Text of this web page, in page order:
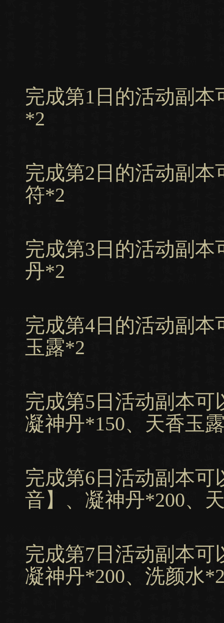
完成第1日的活动副
*2
完成第2日的活动副
符*2
完成第3日的活动副
丹*2
完成第4日的活动副
玉露*2
完成第5日活动副本
凝神丹*150、天香玉
完成第6日活动副本
音】、凝神丹*200、
完成第7日活动副本
凝神丹*200、洗颜水